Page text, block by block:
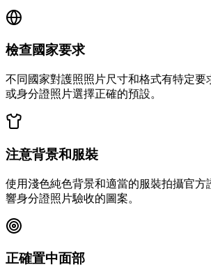
檢查國家要求
不同國家對護照照片尺寸和格式有特定要
或身分證照片選擇正確的預設。
注意背景和服裝
使用淺色純色背景和適當的服裝拍攝官方
響身分證照片驗收的圖案。
正確置中面部